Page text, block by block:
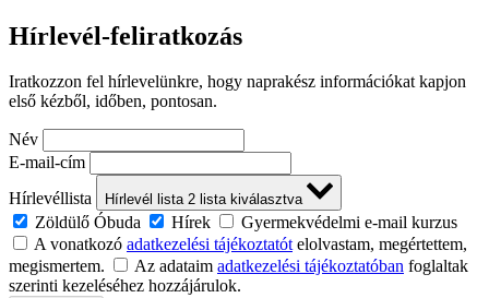
Hírlevél-feliratkozás
Iratkozzon fel hírlevelünkre, hogy naprakész információkat kapjon
első kézből, időben, pontosan.
Név
E-mail-cím
Hírlevéllista
Hírlevél lista 2 lista kiválasztva
Zöldülő Óbuda Hírek
Gyermekvédelmi e-mail kurzus
A vonatkozó adatkezelési tájékoztatótelolvastam, megértettem,
megismertem.
Az adataim adatkezelési tájékoztatóban foglaltak
szerinti kezeléséhez hozzájárulok.